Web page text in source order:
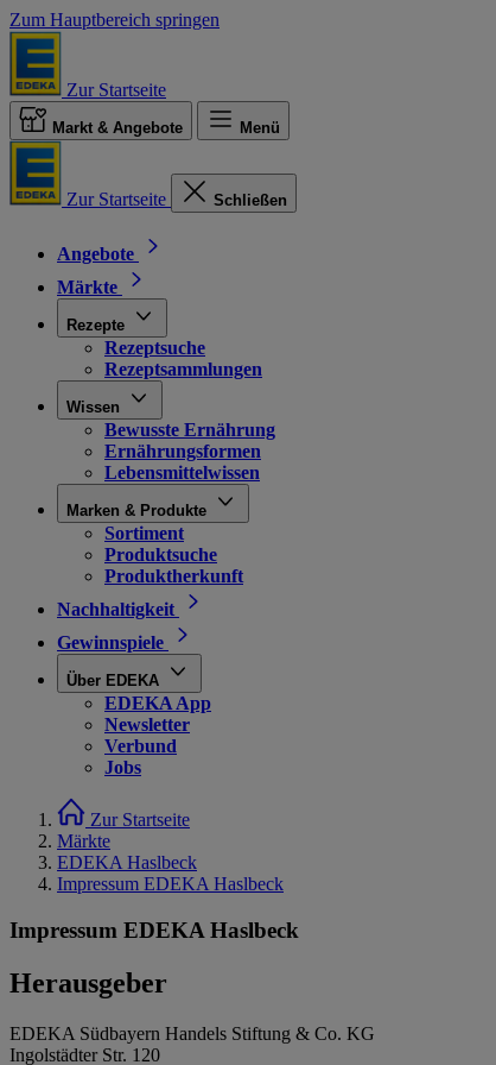
Zum Hauptbereich springen
Zur Startseite
Markt & Angebote Menü
Zur Startseite Schließen
Angebote
Märkte
Rezepte
Rezeptsuche
Rezeptsammlungen
Wissen
Bewusste Ernährung
Ernährungsformen
Lebensmittelwissen
Marken & Produkte
Sortiment
Produktsuche
Produktherkunft
Nachhaltigkeit
Gewinnspiele
Über EDEKA
EDEKA App
Newsletter
Verbund
Jobs
Zur Startseite
Märkte
EDEKA Haslbeck
Impressum EDEKA Haslbeck
Impressum EDEKA Haslbeck
Herausgeber
EDEKA Südbayern Handels Stiftung & Co. KG
Ingolstädter Str. 120